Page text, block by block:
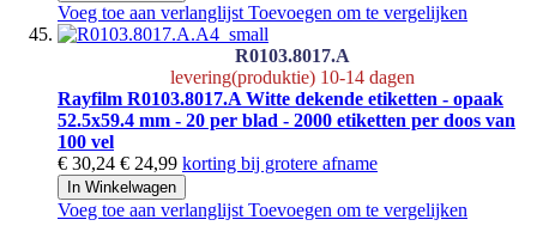
Voeg toe aan verlanglijst Toevoegen om te vergelijken
R0103.8017.A
levering(produktie) 10-14 dagen
Rayfilm R0103.8017.A Witte dekende etiketten - opaak
52.5x59.4 mm - 20 per blad - 2000 etiketten per doos van
100 vel
€ 30,24 € 24,99 korting bij grotere afname
In Winkelwagen
Voeg toe aan verlanglijst Toevoegen om te vergelijken